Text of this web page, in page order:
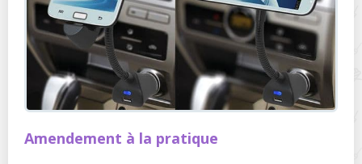
Amendement à la pratique